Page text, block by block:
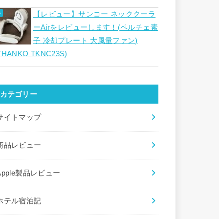
【レビュー】サンコー ネッククーラ
ーAirをレビューします！(ペルチェ素
子 冷却プレート 大風量ファン)
TKNC23S)
カテゴリー
イトマップ
品レビュー
製品レビュー
テル宿泊記